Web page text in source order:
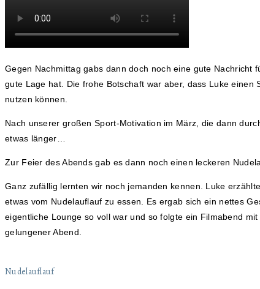
Gegen Nachmittag gabs dann doch noch eine gute
gute Lage hat. Die frohe Botschaft war aber, dass Luke
nutzen können.
Nach unserer großen Sport-Motivation im März, die dann
etwas länger…
Zur Feier des Abends gab es dann noch einen leckeren
Ganz zufällig lernten wir noch jemanden kennen. Luke
etwas vom Nudelauflauf zu essen. Es ergab sich ein nettes
eigentliche Lounge so voll war und so folgte ein Filmabend
gelungener Abend.
Nudelauflauf